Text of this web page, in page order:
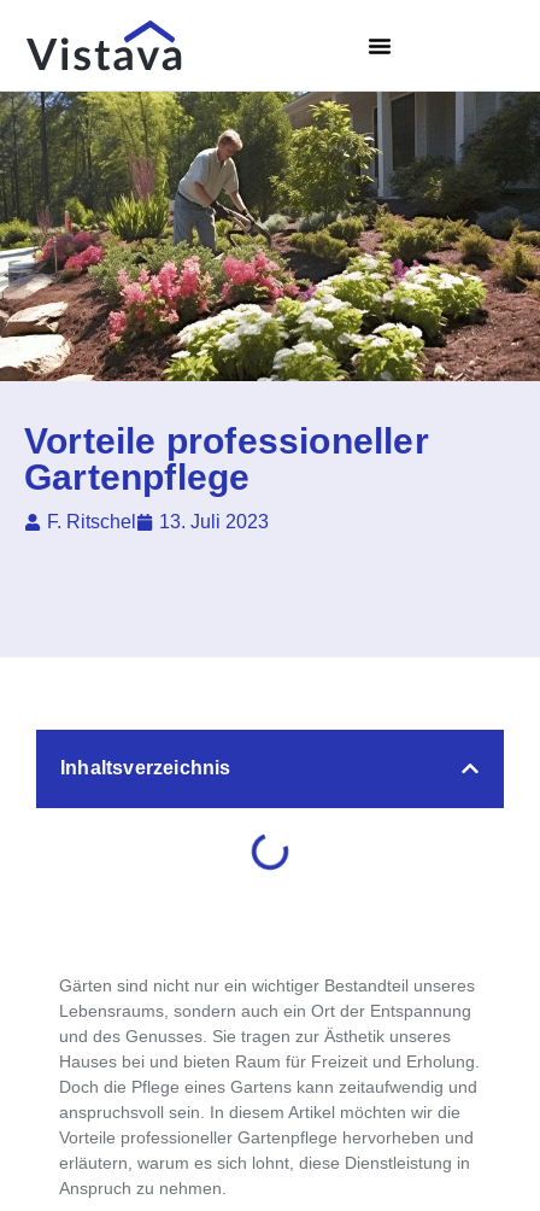
Vorteile professioneller
Gartenpflege
F. Ritschel 13. Juli 2023
Gärten sind nicht nur ein wichtiger Bestandteil unseres
Lebensraums, sondern auch ein Ort der Entspannung
und des Genusses. Sie tragen zur Ästhetik unseres
Hauses bei und bieten Raum für Freizeit und Erholung.
Doch die Pflege eines Gartens kann zeitaufwendig und
anspruchsvoll sein. In diesem Artikel möchten wir die
Vorteile professioneller Gartenpflege hervorheben und
erläutern, warum es sich lohnt, diese Dienstleistung in
Anspruch zu nehmen.
Inhaltsverzeichnis